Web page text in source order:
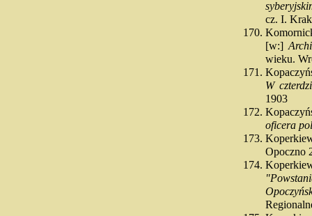
cz. I.
[w:]
wieku.
W
1903
oficera
Opoczno